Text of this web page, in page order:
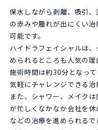
保水しながら剥離、吸引
の赤みや腫れが出にくい
可能です。
ハイドラフェイシャルは
められるところも人気の理
施術時間は約30分となっ
気軽にチャレンジできる治
また、シャワー、メイク
が忙しくなかなか会社を
などの治療を進められるで